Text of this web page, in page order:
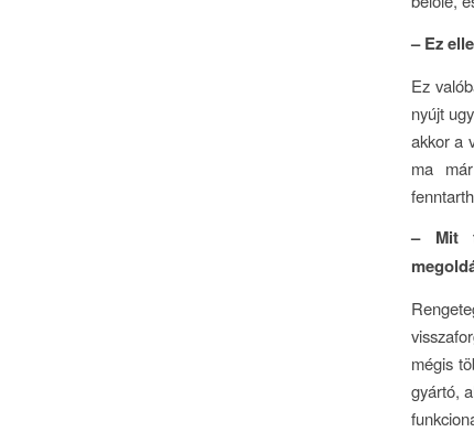
– Ez
Ez
nyújt
akkor a
ma
– Mit
mégis
gyártó,